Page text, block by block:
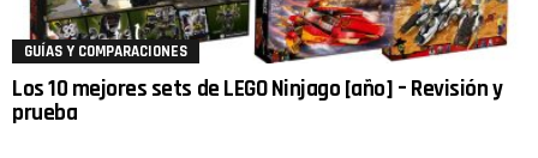
GUÍAS Y COMPARACIONES
Los 10 mejores sets de LEGO Ninjago [año] – Revisión y
prueba